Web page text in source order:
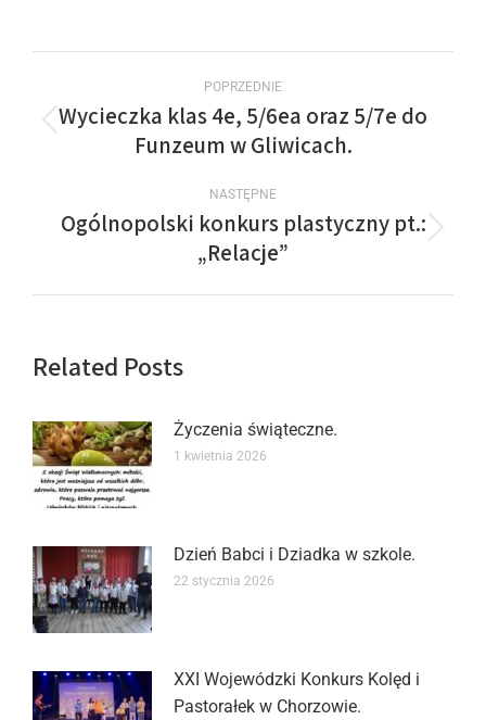
POPRZEDNIE
Wycieczka klas 4e, 5/6ea oraz 5/7e do
Funzeum w Gliwicach.
NASTĘPNE
Ogólnopolski konkurs plastyczny pt.:
„Relacje”
Related Posts
Życzenia świąteczne.
1 kwietnia 2026
Dzień Babci i Dziadka w szkole.
22 stycznia 2026
XXI Wojewódzki Konkurs Kolęd i
Pastorałek w Chorzowie.